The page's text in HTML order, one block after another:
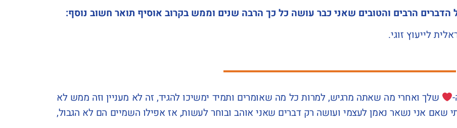
הדברים הרבים והטובים שאני כבר עושה כל כך הרבה שנים וממש בקרוב אוסיף תואר חשוב נוסף:
לייעוץ זוגי.
שלך ואחרי מה שאתה מרגיש, למרות כל מה שאומרים ותמיד ימשיכו להגיד, זה לא מעניין וזה ממש לא
אני נשאר נאמן לעצמי ועושה רק דברים שאני אוהב ובוחר לעשות, אז אפילו השמיים הם לא הגבול,